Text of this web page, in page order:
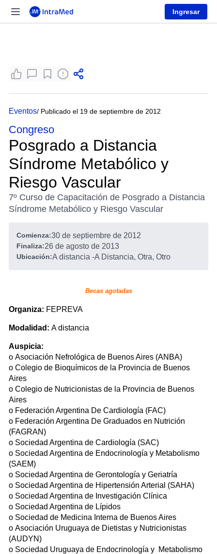
Ingresar
Eventos/ Publicado el 19 de septiembre de 2012
Congreso
Posgrado a Distancia
Síndrome Metabólico y
Riesgo Vascular
7º Curso de Capacitación de Posgrado a Distancia
Síndrome Metabólico y Riesgo Vascular
Comienza:30 de septiembre de 2012
Finaliza:26 de agosto de 2013
Ubicación:A distancia -A Distancia, Otra, Otro
Becas agotadas
Organiza: FEPREVA
Modalidad: A distancia
Auspicia:
o Asociación Nefrológica de Buenos Aires (ANBA)
o Colegio de Bioquímicos de la Provincia de Buenos
Aires
o Colegio de Nutricionistas de la Provincia de Buenos
Aires
o Federación Argentina De Cardiología (FAC)
o Federación Argentina De Graduados en Nutrición
(FAGRAN)
o Sociedad Argentina de Cardiología (SAC)
o Sociedad Argentina de Endocrinología y Metabolismo
(SAEM)
o Sociedad Argentina de Gerontología y Geriatría
o Sociedad Argentina de Hipertensión Arterial (SAHA)
o Sociedad Argentina de Investigación Clínica
o Sociedad Argentina de Lípidos
o Sociedad de Medicina Interna de Buenos Aires
o Asociación Uruguaya de Dietistas y Nutricionistas
(AUDYN)
o Sociedad Uruguaya de Endocrinología y Metabolismo